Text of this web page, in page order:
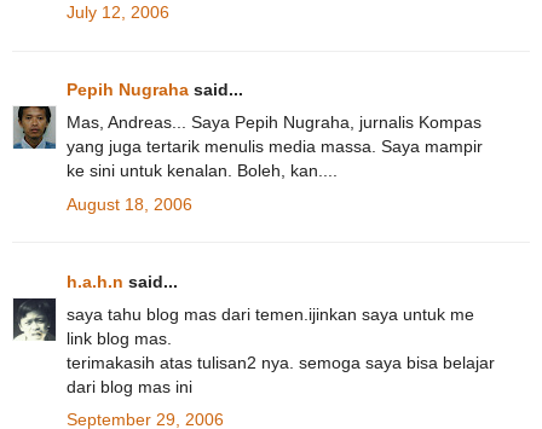
July 12, 2006
Pepih Nugraha said...
Mas, Andreas... Saya Pepih Nugraha, jurnalis Kompas
yang juga tertarik menulis media massa. Saya mampir
ke sini untuk kenalan. Boleh, kan....
August 18, 2006
h.a.h.n said...
saya tahu blog mas dari temen.ijinkan saya untuk me
link blog mas.
terimakasih atas tulisan2 nya. semoga saya bisa belajar
dari blog mas ini
September 29, 2006